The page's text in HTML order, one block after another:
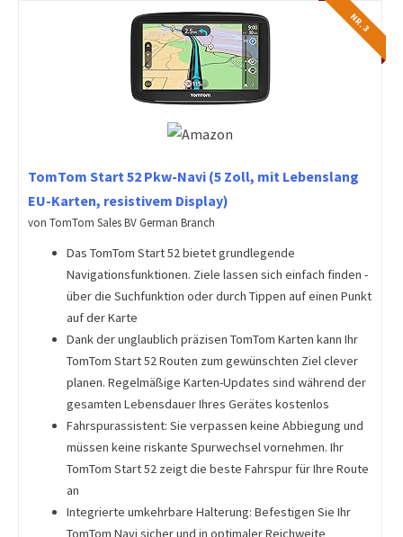
NR. 3
TomTom Start 52 Pkw-Navi (5 Zoll, mit Lebenslang
EU-Karten, resistivem Display)
von TomTom Sales BV German Branch
Das TomTom Start 52 bietet grundlegende
Navigationsfunktionen. Ziele lassen sich einfach finden -
über die Suchfunktion oder durch Tippen auf einen Punkt
auf der Karte
Dank der unglaublich präzisen TomTom Karten kann Ihr
TomTom Start 52 Routen zum gewünschten Ziel clever
planen. Regelmäßige Karten-Updates sind während der
gesamten Lebensdauer Ihres Gerätes kostenlos
Fahrspurassistent: Sie verpassen keine Abbiegung und
müssen keine riskante Spurwechsel vornehmen. Ihr
TomTom Start 52 zeigt die beste Fahrspur für Ihre Route
an
Integrierte umkehrbare Halterung: Befestigen Sie Ihr
TomTom Navi sicher und in optimaler Reichweite